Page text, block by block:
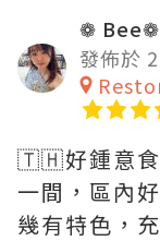
❁ Bee❁
發佈於
🇹🇭好鍾意食
一間，區內
幾有特色，